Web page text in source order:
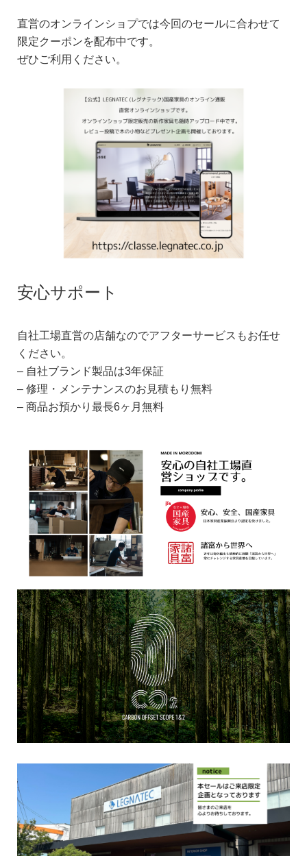
直営のオンラインショプでは今回のセールに合わせて
限定クーポンを配布中です。
ぜひご利用ください。
安心サポート
自社工場直営の店舗なのでアフターサービスもお任せ
ください。
– 自社ブランド製品は3年保証
– 修理・メンテナンスのお見積もり無料
– 商品お預かり最長6ヶ月無料